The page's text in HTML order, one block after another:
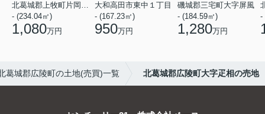
北葛城郡上牧町片岡台１丁目
- (234.04㎡)
1,080万円
大和高田市東中１丁目
- (167.23㎡)
950万円
磯城郡三宅町大字屏風
- (184.59㎡)
1,280万円
-
葛城郡広陵町の土地(売買)一覧 北葛城郡広陵町大字疋相の売地